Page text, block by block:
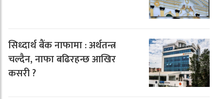
सिध्दार्थ बैंक नाफामा : अर्थतन्त्र
चल्दैन, नाफा बढिरहन्छ आखिर
कसरी ?